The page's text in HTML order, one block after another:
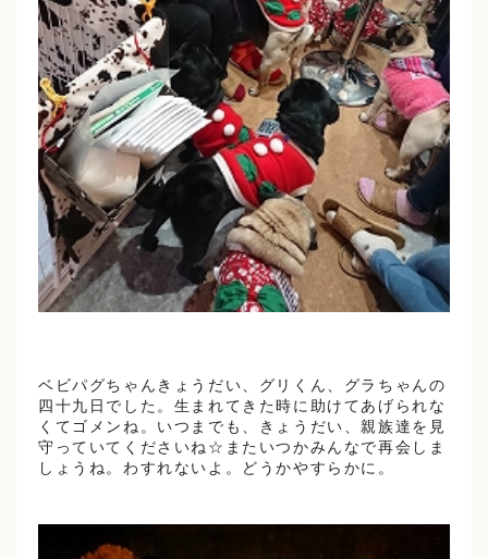
ベビパグちゃんきょうだい、グリくん、グラちゃんの
四十九日でした。生まれてきた時に助けてあげられな
くてゴメンね。いつまでも、きょうだい、親族達を見
守っていてくださいね☆またいつかみんなで再会しま
しょうね。わすれないよ。どうかやすらかに。